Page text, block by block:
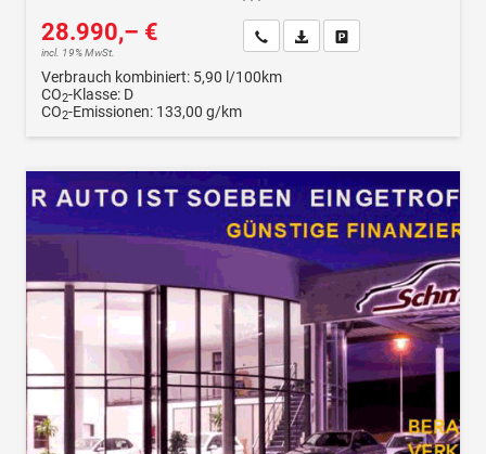
28.990,– €
incl. 19% MwSt.
Wir rufen Sie anFahrzeugexposé (PDF)
Verbrauch kombiniert: 5,90 l/100km
CO2-Klasse: D
CO2-Emissionen: 133,00 g/km